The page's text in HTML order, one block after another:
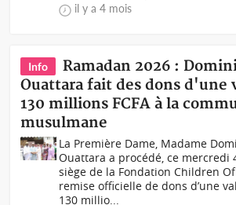
il y a 4 mois
Info
Ramadan 2026 :
Ouattara fait des dons d'une
130 millions FCFA à la
musulmane
La Première Dame, Madame
Ouattara a procédé, ce mercredi
siège de la Fondation Children
remise officielle de dons d’une
130 millio...